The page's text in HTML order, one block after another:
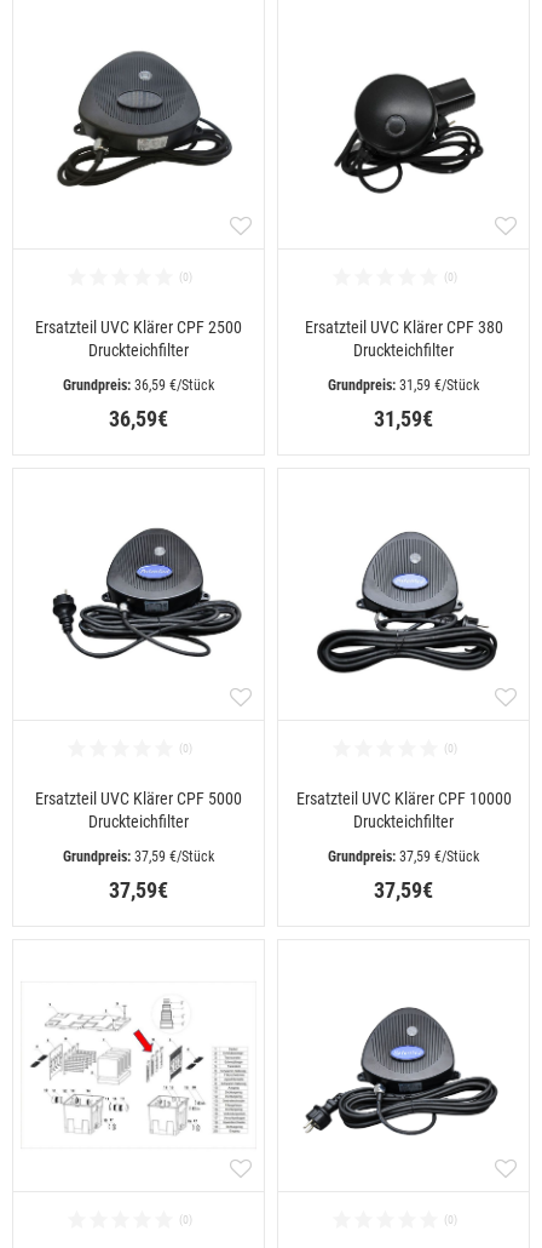
Ersatzteil UVC Klärer CPF 2500
Druckteichfilter
36,59 €/Stück
36,59€
Ersatzteil UVC Klärer CPF 380
Druckteichfilter
31,59 €/Stück
31,59€
Ersatzteil UVC Klärer CPF 5000
Druckteichfilter
37,59 €/Stück
37,59€
Ersatzteil UVC Klärer CPF 10000
Druckteichfilter
37,59 €/Stück
37,59€